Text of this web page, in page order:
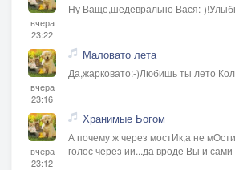
вчера
23:22
Ну Ваще,шедеврально Вася:-
вчера
23:16
Маловато лета
Да,жарковато:-)Любишь ты лето
вчера
23:12
Хранимые Богом
А почему ж через мостИк,а не
голос через ии...да вроде Вы и